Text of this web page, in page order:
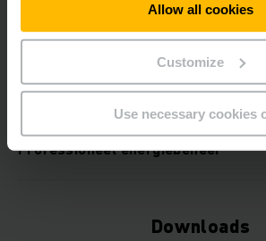
Allow all cookies
Customize
Use necessary cookies
Bescherming bij storingen
Optimaal netwerk van de laders
Professioneel energiebeheer
Downloads